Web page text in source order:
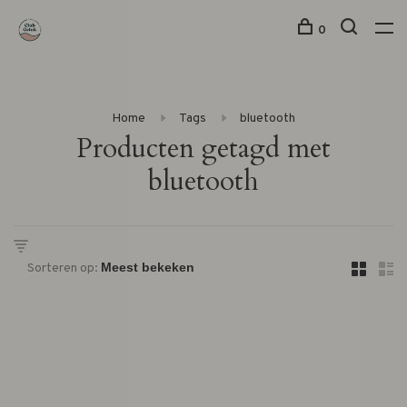
0
Home Tags bluetooth
Producten getagd met
bluetooth
Sorteren op: